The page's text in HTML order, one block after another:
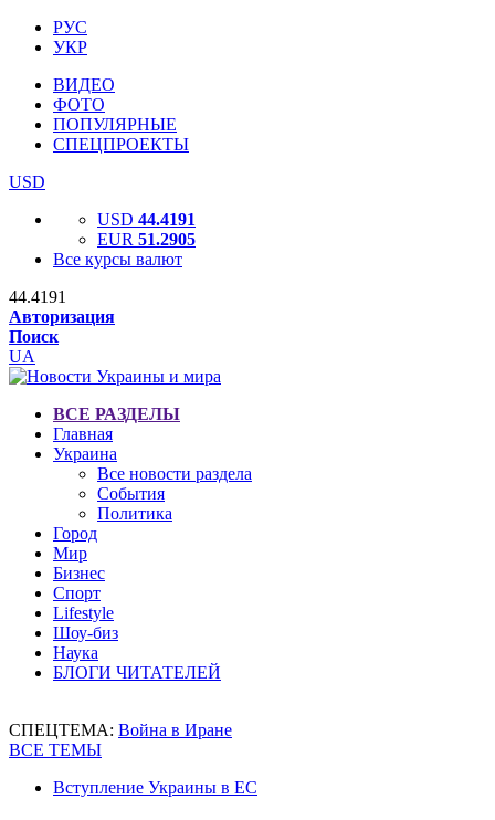
РУС
УКР
ВИДЕО
ФОТО
ПОПУЛЯРНЫЕ
СПЕЦПРОЕКТЫ
USD
USD 44.4191
EUR 51.2905
Все курсы валют
44.4191
Авторизация
Поиск
UA
ВСЕ РАЗДЕЛЫ
Главная
Украина
Все новости раздела
События
Политика
Город
Мир
Бизнес
Спорт
Lifestyle
Шоу-биз
Наука
БЛОГИ ЧИТАТЕЛЕЙ
СПЕЦТЕМА: Война в Иране
ВСЕ ТЕМЫ
Вступление Украины в ЕС